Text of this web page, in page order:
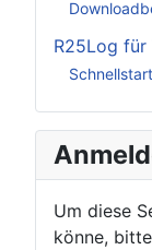
R25Log
Um diese
könne,